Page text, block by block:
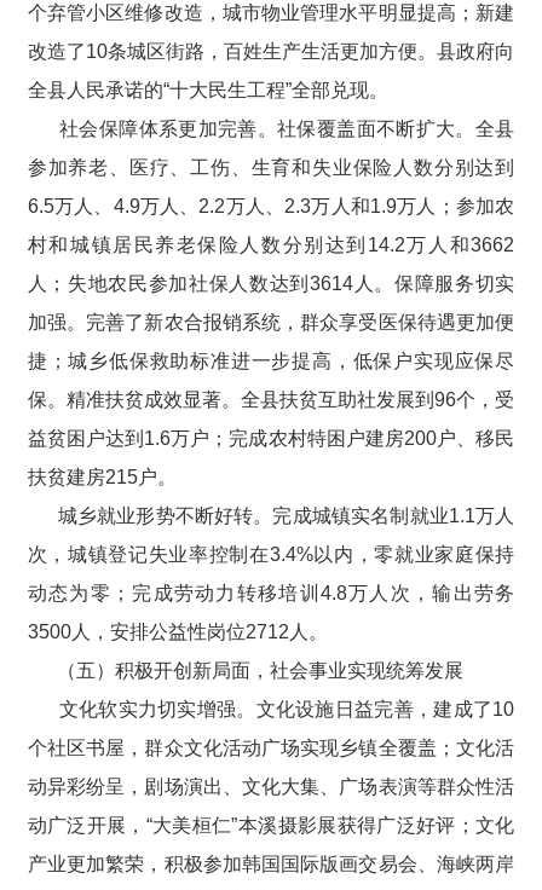
个弃管小区维修改造，城市物业管理水平明显提高；新建
改造了10条城区街路，百姓生产生活更加方便。县政府向
全县人民承诺的“十大民生工程”全部兑现。
社会保障体系更加完善。社保覆盖面不断扩大。全县
参加养老、医疗、工伤、生育和失业保险人数分别达到
6.5万人、4.9万人、2.2万人、2.3万人和1.9万人；参加农
村和城镇居民养老保险人数分别达到14.2万人和3662
人；失地农民参加社保人数达到3614人。保障服务切实
加强。完善了新农合报销系统，群众享受医保待遇更加便
捷；城乡低保救助标准进一步提高，低保户实现应保尽
保。精准扶贫成效显著。全县扶贫互助社发展到96个，受
益贫困户达到1.6万户；完成农村特困户建房200户、移民
扶贫建房215户。
城乡就业形势不断好转。完成城镇实名制就业1.1万人
次，城镇登记失业率控制在3.4%以内，零就业家庭保持
动态为零；完成劳动力转移培训4.8万人次，输出劳务
3500人，安排公益性岗位2712人。
（五）积极开创新局面，社会事业实现统筹发展
文化软实力切实增强。文化设施日益完善，建成了10
个社区书屋，群众文化活动广场实现乡镇全覆盖；文化活
动异彩纷呈，剧场演出、文化大集、广场表演等群众性活
动广泛开展，“大美桓仁”本溪摄影展获得广泛好评；文化
产业更加繁荣，积极参加韩国国际版画交易会、海峡两岸